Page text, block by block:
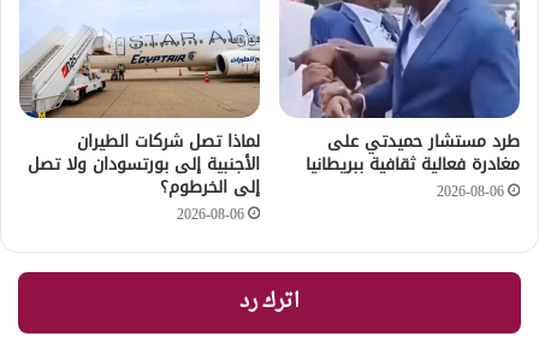
طرد مستشار حميدتي على
مغادرة فعالية ثقافية ببريطانيا
2026-08-06
لماذا تصل شركات الطيران
الأجنبية إلى بورتسودان ولا تصل
إلى الخرطوم؟
2026-08-06
اترك رد